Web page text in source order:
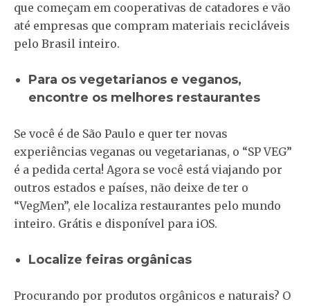
que começam em cooperativas de catadores e vão
até empresas que compram materiais recicláveis
pelo Brasil inteiro.
Para os vegetarianos e veganos,
encontre os melhores restaurantes
Se você é de São Paulo e quer ter novas
experiências veganas ou vegetarianas, o “SP VEG”
é a pedida certa! Agora se você está viajando por
outros estados e países, não deixe de ter o
“VegMen”, ele localiza restaurantes pelo mundo
inteiro. Grátis e disponível para iOS.
Localize feiras orgânicas
Procurando por produtos orgânicos e naturais? O